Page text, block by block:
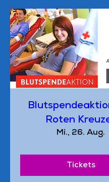
Roten
Mi., 26. Aug.
Tickets